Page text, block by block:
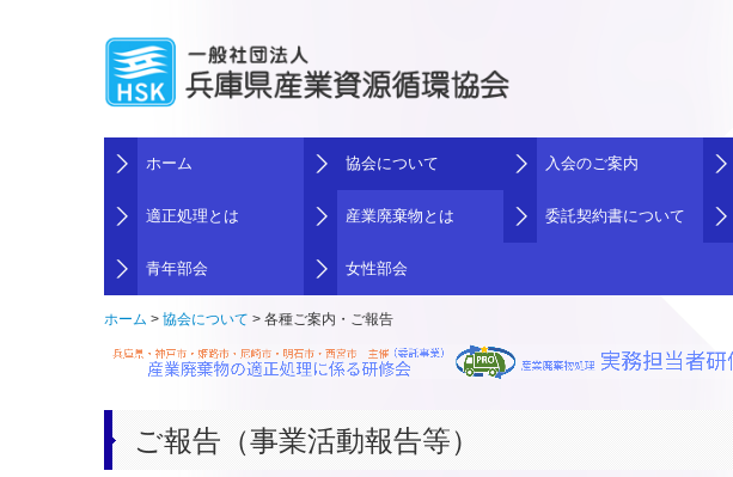
ホーム 協会について 入会のご案内
適正処理とは 産業廃棄物とは 委託契約書について
青年部会 女性部会
女性部会入会申込み
ホーム 協会について 各種ご案内・ご報告
ご報告（事業活動報告等）